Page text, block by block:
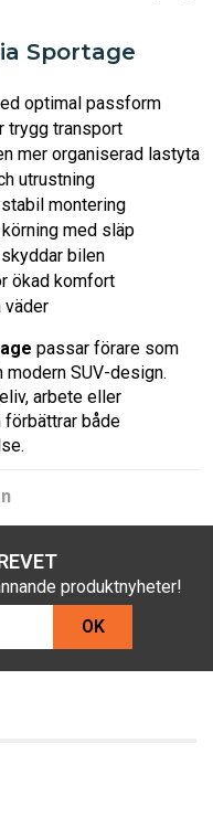
Sportage
optimal passform
trygg transport
mer organiserad lastyta
utrustning
montering
med släp
bilen
ökad komfort
väder
passar förare som
SUV-design.
arbete eller
både
produktnyheter!
OK